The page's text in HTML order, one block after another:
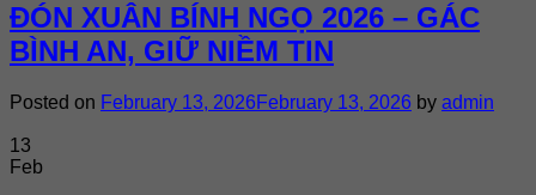
ĐÓN XUÂN BÍNH NGỌ 2026 – GÁC
BÌNH AN, GIỮ NIỀM TIN
Posted on February 13, 2026February 13, 2026 by admin
13
Feb